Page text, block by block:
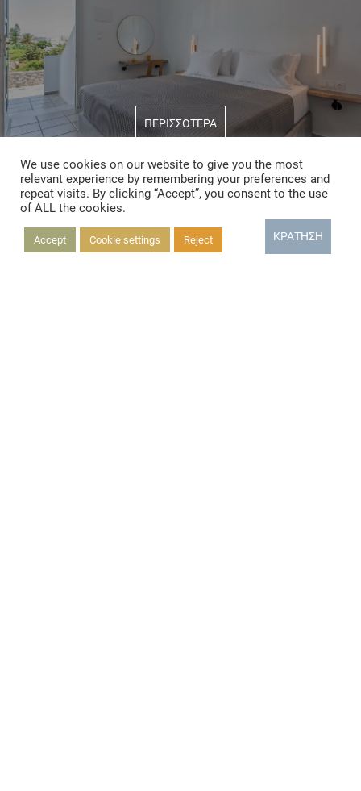
ΠΕΡΙΣΣΟΤΕΡΑ
Δωμάτιο ComfortΚΡΆΤΗΣΗ
We use cookies on our website to give you the most
relevant experience by remembering your preferences and
repeat visits. By clicking “Accept”, you consent to the use
of ALL the cookies.
Accept Cookie settings Reject